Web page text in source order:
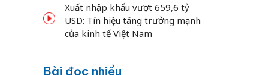
Xuất nhập khẩu vượt 659,6 tỷ
USD: Tín hiệu tăng trưởng mạnh
của kinh tế Việt Nam
Bài đọc nhiều